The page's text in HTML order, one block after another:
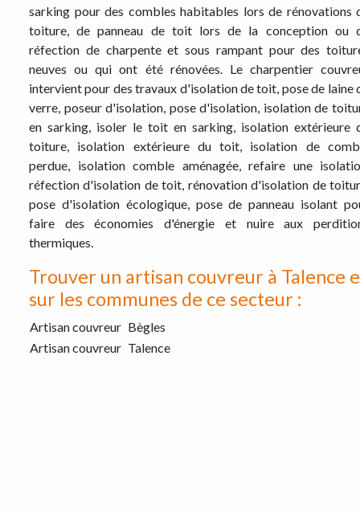
sarking pour des combles habitables lors de rénovations
toiture, de panneau de toit lors de la conception ou
réfection de charpente et sous rampant pour des
neuves ou qui ont été rénovées. Le charpentier
intervient pour des travaux d'isolation de toit, pose de laine
verre, poseur d'isolation, pose d'isolation, isolation de
en sarking, isoler le toit en sarking, isolation extérieure
toiture, isolation extérieure du toit, isolation de
perdue, isolation comble aménagée, refaire une
réfection d'isolation de toit, rénovation d'isolation de
pose d'isolation écologique, pose de panneau isolant
faire des économies d'énergie et nuire aux
thermiques.
Trouver un artisan couvreur à Talence
sur les communes de ce secteur :
Artisan couvreur Bègles
Artisan couvreur Talence